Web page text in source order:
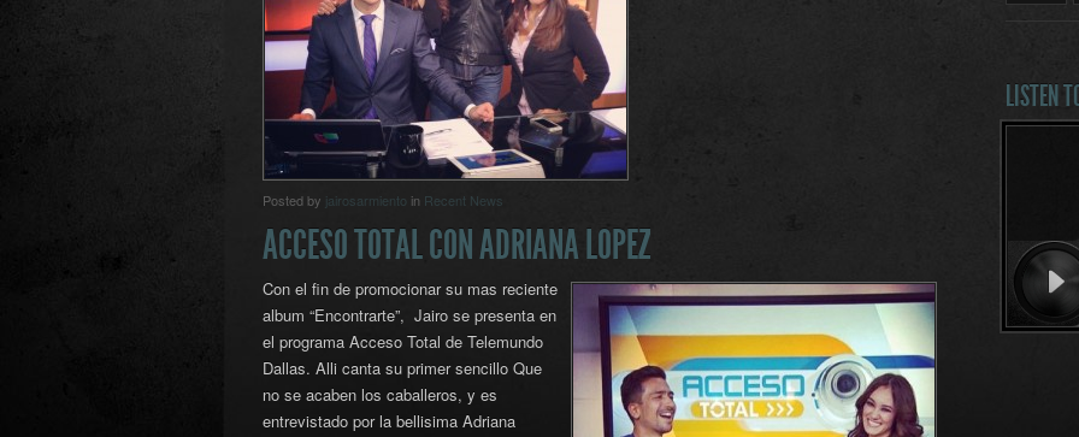
Posted by jairosarmiento in Recent News
ACCESO TOTAL CON ADRIANA LOPEZ
Con el fin de promocionar su mas reciente
album “Encontrarte”, Jairo se presenta en
el programa Acceso Total de Telemundo
Dallas. Alli canta su primer sencillo Que
no se acaben los caballeros, y es
entrevistado por la bellisima Adriana
LISTEN